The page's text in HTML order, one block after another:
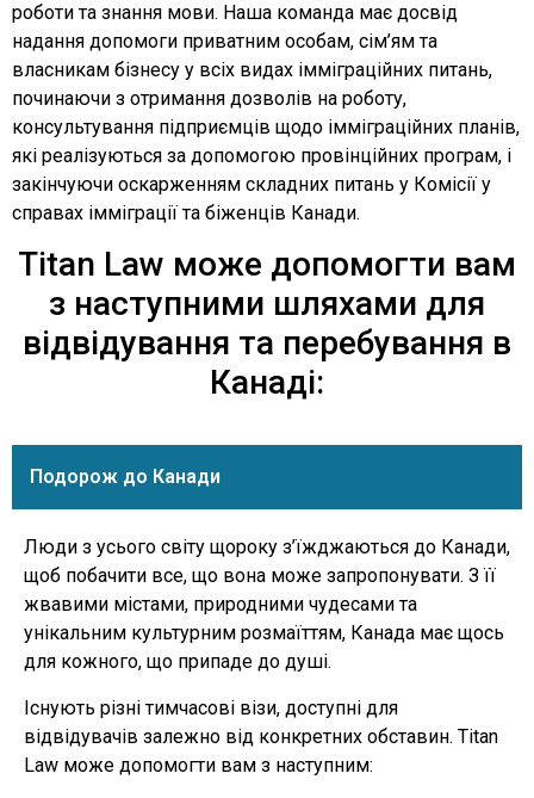
роботи та знання мови. Наша команда має досвід
надання допомоги приватним особам, сім’ям та
власникам бізнесу у всіх видах імміграційних питань,
починаючи з отримання дозволів на роботу,
консультування підприємців щодо імміграційних планів,
які реалізуються за допомогою провінційних програм, і
закінчуючи оскарженням складних питань у Комісії у
справах імміграції та біженців Канади.
Titan Law може допомогти вам
з наступними шляхами для
відвідування та перебування в
Канаді:
Подорож до Канади
Люди з усього світу щороку з’їжджаються до Канади,
щоб побачити все, що вона може запропонувати. З її
жвавими містами, природними чудесами та
унікальним культурним розмаїттям, Канада має щось
для кожного, що припаде до душі.
Існують різні тимчасові візи, доступні для
відвідувачів залежно від конкретних обставин. Titan
Law може допомогти вам з наступним: